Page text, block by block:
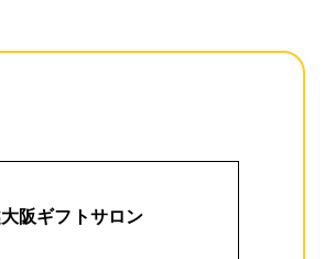
阪ギフトサロン